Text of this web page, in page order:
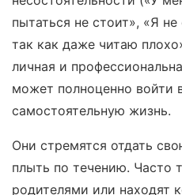
пытаться не стоит», «Я
так как даже читаю
личная и
может полноценно войти
самостоятельную жизнь.
Они стремятся отдать
плыть по течению. Часто
родителями или находят